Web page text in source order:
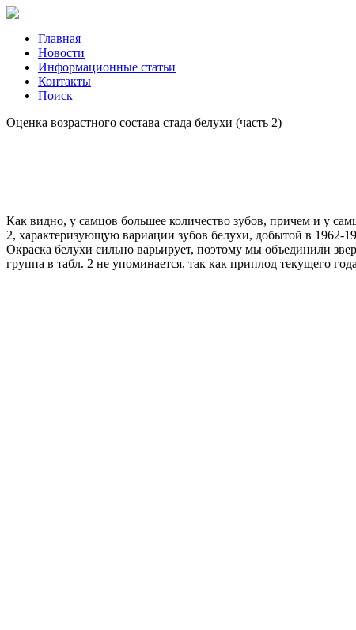
Главная
Новости
Информационные статьи
Контакты
Поиск
Оценка возрастного состава стада белухи (часть 2)
Как видно, у самцов большее количество зубов, причем и у
2, характеризующую вариации зубов белухи, добытой в 1962-
Окраска белухи сильно варьирует, поэтому мы объединили
группа в табл. 2 не упоминается, так как приплод текущего